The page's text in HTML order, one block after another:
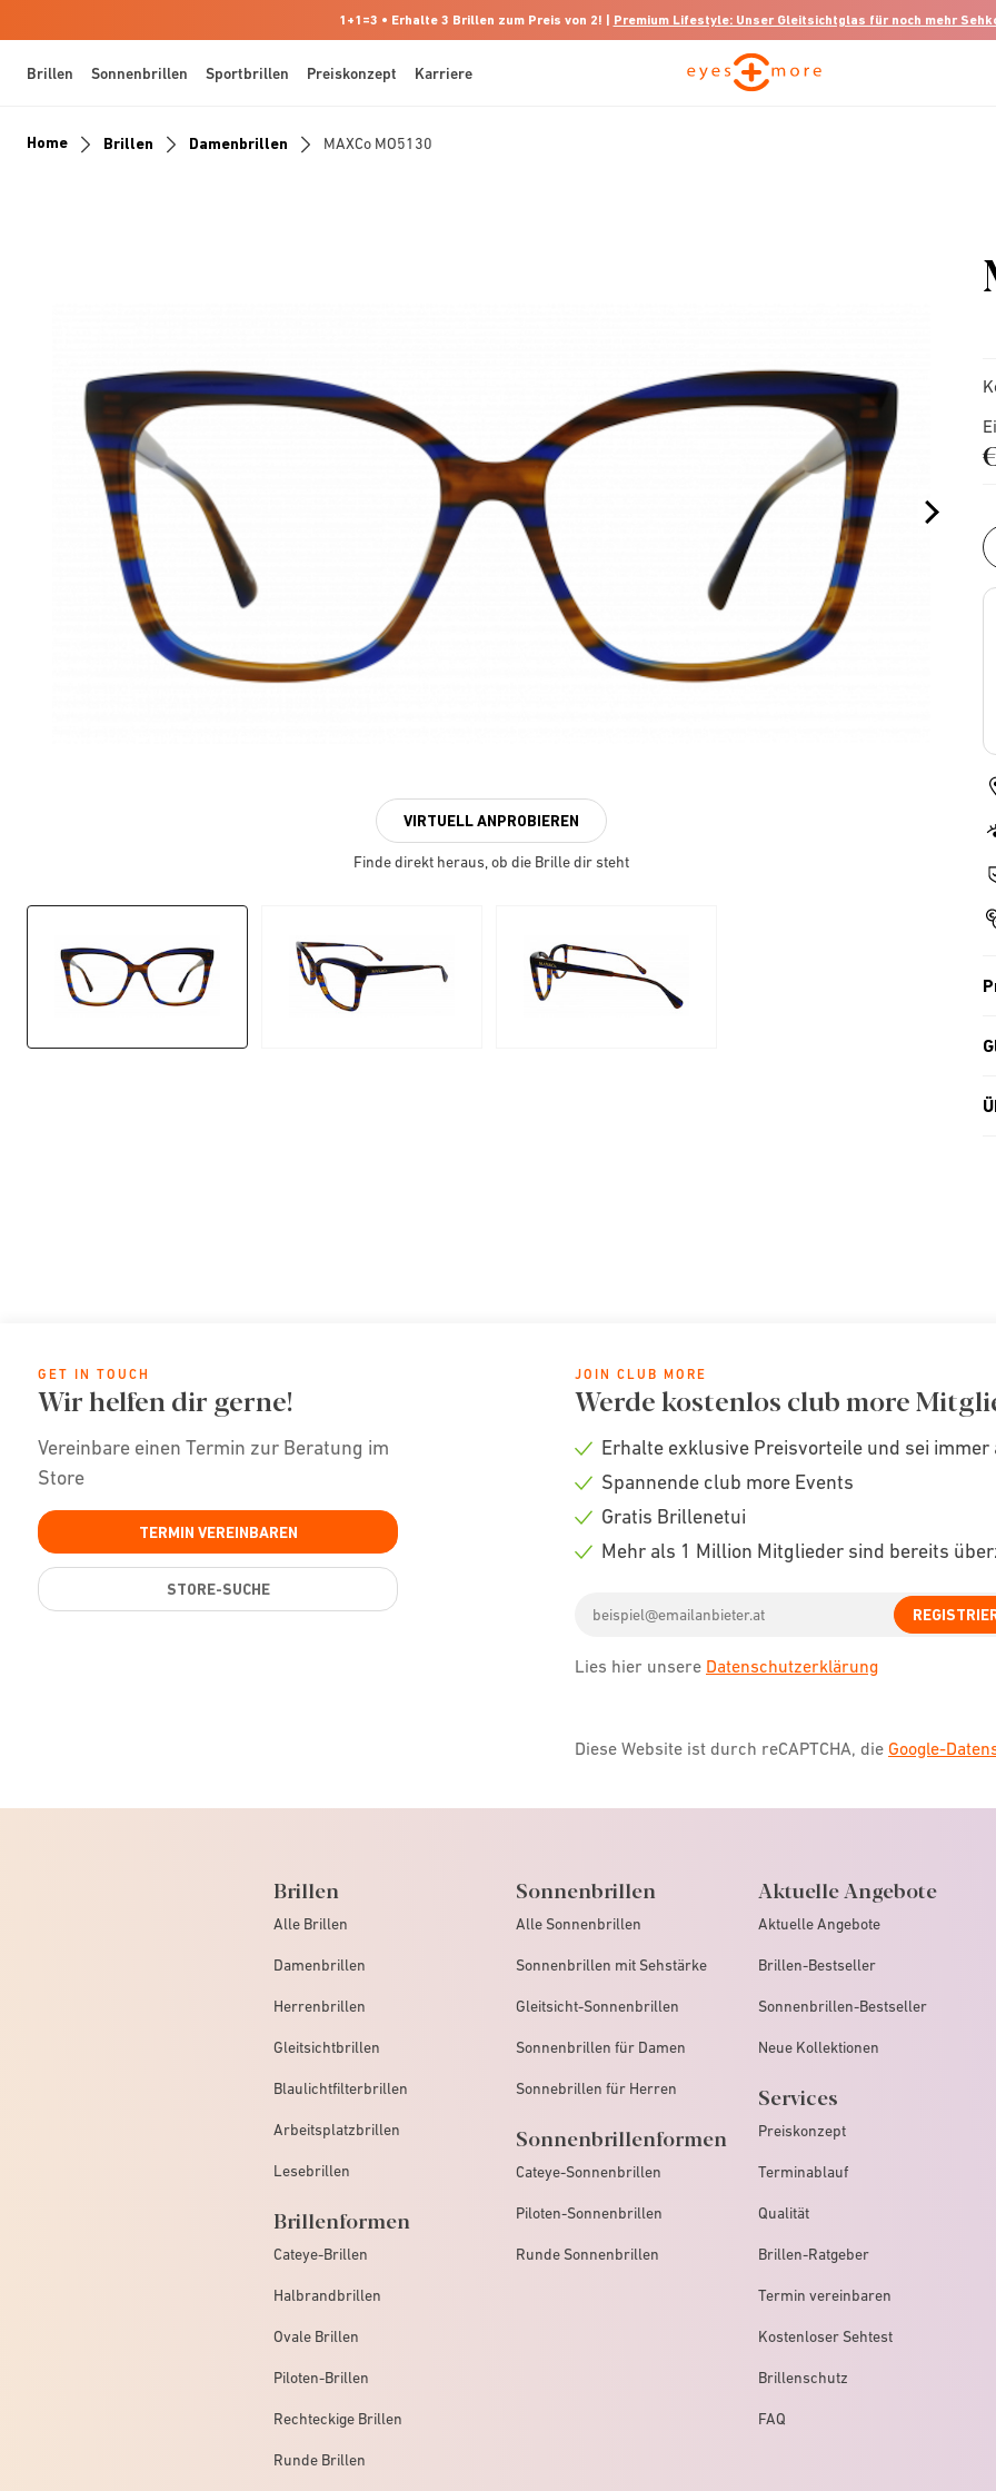
1+1=3 • Erhalte 3 Brillen zum Preis von 2! | Premium Lifestyle: Unser Gleitsichtglas für noch mehr
Brillen Sonnenbrillen Sportbrillen Preiskonzept Karriere
Home Brillen Damenbrillen MAXCo MO5130
VIRTUELL ANPROBIEREN
Finde direkt heraus, ob die Brille dir steht
GET IN TOUCH
Wir helfen dir gerne!
Vereinbare einen Termin zur Beratung im
Store
TERMIN VEREINBAREN
STORE-SUCHE
JOIN CLUB MORE
Werde kostenlos club more
Check
Erhalte exklusive Preisvorteile und sei
Check
Spannende club more Events
Check
Gratis Brillenetui
Mehr als 1 Million Mitglieder sind bereits
address
Lies hier unsere Datenschutzerklärung
Diese Website ist durch reCAPTCHA, die Google-
Brillen
Alle Brillen
Damenbrillen
Herrenbrillen
Gleitsichtbrillen
Blaulichtfilterbrillen
Arbeitsplatzbrillen
Lesebrillen
Brillenformen
Cateye-Brillen
Halbrandbrillen
Ovale Brillen
Piloten-Brillen
Rechteckige Brillen
Runde Brillen
Sonnenbrillen
Alle Sonnenbrillen
Sonnenbrillen mit Sehstärke
Gleitsicht-Sonnenbrillen
Sonnenbrillen für Damen
Sonnebrillen für Herren
Sonnenbrillenformen
Cateye-Sonnenbrillen
Piloten-Sonnenbrillen
Runde Sonnenbrillen
Aktuelle Angebote
Aktuelle Angebote
Brillen-Bestseller
Sonnenbrillen-Bestseller
Neue Kollektionen
Services
Preiskonzept
Terminablauf
Qualität
Brillen-Ratgeber
Termin vereinbaren
Kostenloser Sehtest
Brillenschutz
FAQ